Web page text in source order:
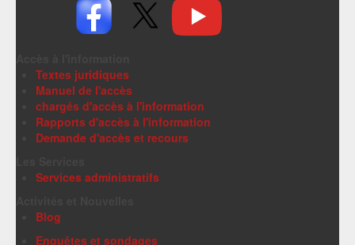
Textes juridiques
Manuel de l'accès
chargés d'accès à l'information
Rapports d'accès à l'information
Demande d'accès et recours
Services administratifs
Blog
Enquêtes et sondages